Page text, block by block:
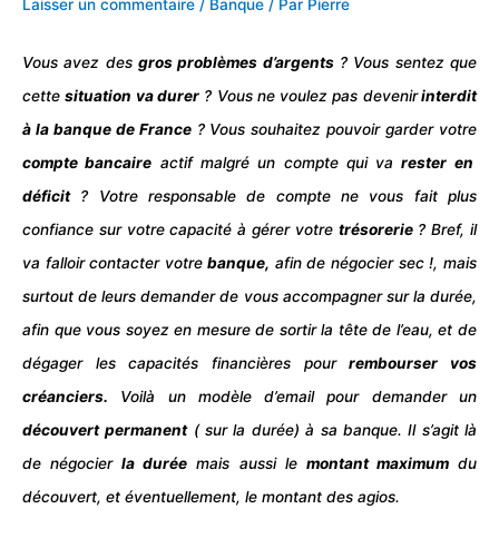
Laisser un commentaire / Banque / Par Pierre
Vous avez des gros problèmes d’argents? Vous sentez que
cettesituation va durer? Vous ne voulez pas devenirinterdit
à la banque de France? Vous souhaitez pouvoir garder votre
compte bancaire actif malgré un compte qui varester en
déficit? Votre responsable de compte ne vous fait plus
confiance sur votre capacité à gérer votre trésorerie? Bref, il
va falloir contacter votre banque, afin de négocier sec !, mais
surtout de leurs demander de vous accompagner sur la durée,
afin que vous soyez en mesure de sortir la tête de l’eau, et de
dégager les capacités financières pourrembourser vos
créanciers. Voilà un modèle d’email pour demander un
découvert permanent( sur la durée) à sa banque. Il s’agit là
de négocierla durée mais aussi le montant maximumdu
découvert, et éventuellement, le montant des agios.